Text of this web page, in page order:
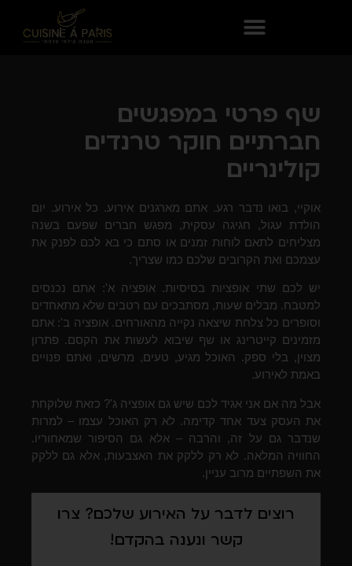
שף פרטי במפגשים
חברתיים חוקר טרנדים
קולינריים
אוקיי, בואו נדבר רגע. אתם מארגנים אירוע. כל אירוע. יום
הולדת עגול, חגיגה עסקית, מפגש חברים שפעם בשנה
מצליחים לתאם לוחות זמנים או סתם כי בא לכם לפנק את
עצמכם ואת הקרובים שלכם כמו שצריך.
יש לכם שתי אופציות בסיסיות. אופציה א': אתם נכנסים
למטבח. מבלים שעות, מסתבכים עם רטבים שלא מתאחדים
וסופרים כל צלחת שיצאה נקייה מהאורחים. אופציה ב': אתם
מזמינים קייטרינג או שף שיבוא לעשות את הקסם. פתרון
מצוין, בלי ספק. האוכל מגיע, טעים, מרשים, ואתם פנויים
באמת לאירוע.
אבל מה אם אני אגיד לכם שיש גם אופציה ג'? כזאת שלוקחת
את העסק צעד אחד קדימה. לא רק האוכל עצמו – למרות
שנדבר גם על זה, והרבה – אלא גם הסיפור שמאחוריו.
החוויה המלאה. לא רק ללקק את האצבעות, אלא גם ללקק
את השפתיים מרוב עניין.
רוצים לדבר על האירוע שלכם? צרו
קשר ונענה בהקדם!